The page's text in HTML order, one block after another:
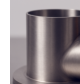
besser in
einzubinden.
vom 23. bis 25.